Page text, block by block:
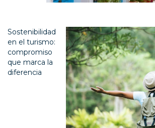
Sostenibilidad
en el turismo:
compromiso
que marca la
diferencia